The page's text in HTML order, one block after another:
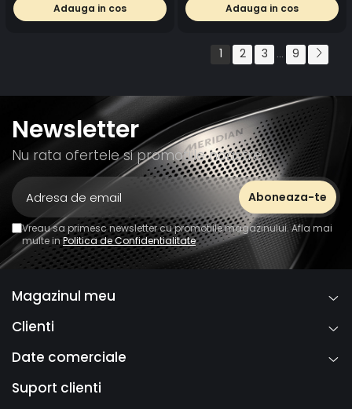
Adauga in cos Adauga in cos
1 2 3 ... 9
Newsletter
Nu rata ofertele si promotiile noastre
Vreau sa primesc newsletter cu promotiile magazinului. Afla mai
multe inPolitica de Confidentialitate
Magazinul meu
Clienti
Date comerciale
Suport clienti